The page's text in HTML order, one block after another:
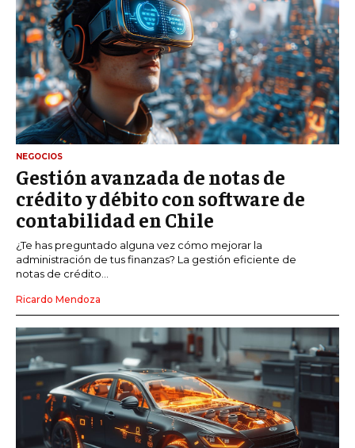
NEGOCIOS
Gestión avanzada de notas de
crédito y débito con software de
contabilidad en Chile
¿Te has preguntado alguna vez cómo mejorar la
administración de tus finanzas? La gestión eficiente de
notas de crédito...
Ricardo Mendoza